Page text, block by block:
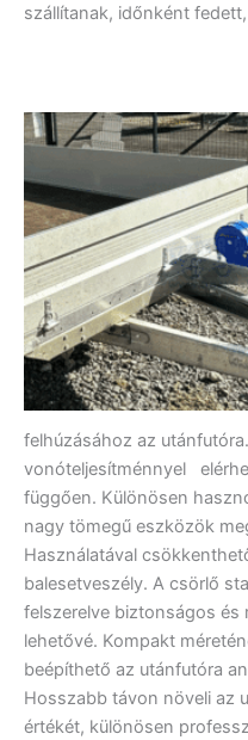
szállítanak, időnként
felhúzásához az
vonóteljesítménnyel
függően. Különösen
nagy tömegű eszközök
Használatával
balesetveszély. A csörlő
felszerelve biztonságos és
lehetővé. Kompakt
beépíthető az utánfutóra
Hosszabb távon növeli az
értékét, különösen